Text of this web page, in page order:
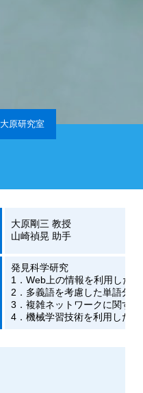
大原研究室
大原剛三 教授
山崎禎晃 助手
発見科学研究
1．Web上の情報を利用した
2．多義語を考慮した単語分
3．複雑ネットワークに関する
4．機械学習技術を利用した